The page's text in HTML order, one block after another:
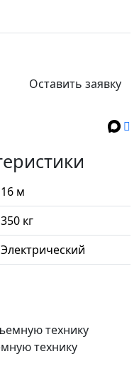
Оставить заявку
16 м
350 кг
Электрический
технику